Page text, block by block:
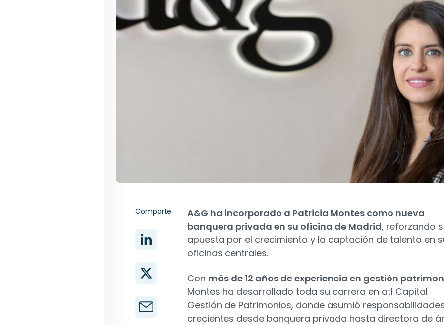
Comparte
A&G ha incorporado a Patricia Montes como nueva
banquera privada en su oficina de Madrid, reforzando
apuesta por el crecimiento y la captación de talento en
oficinas centrales.
Con más de 12 años de experiencia en gestión
Montes ha desarrollado toda su carrera en atl Capital
Gestión de Patrimonios, donde asumió responsabilidades
crecientes desde banquera privada hasta directora de